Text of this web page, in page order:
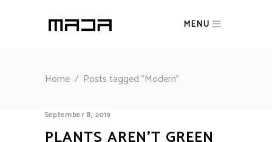
MENU
Home / Posts tagged "Modern"
September 8, 2019